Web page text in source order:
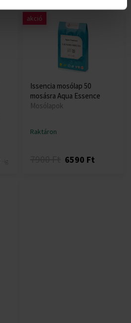
akció
Issencia mosólap 50
mosásra Aqua Essence
Mosólapok
Raktáron
6590 Ft